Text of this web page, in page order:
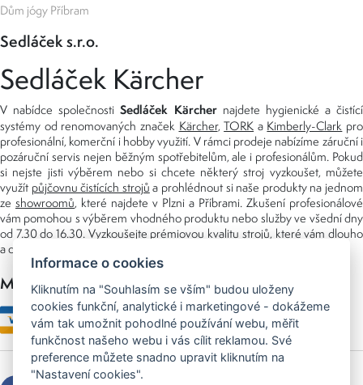
Dům jógy Příbram
Sedláček s.r.o.
Sedláček Kärcher
V nabídce společnostiSedláček Kärchernajdete hygienické a čistící
systémy od renomovaných značek Kärcher,TORK a Kimberly-Clark pro
profesionální, komerční i hobby využití. V rámci prodeje nabízíme záruční i
pozáruční servis nejen běžným spotřebitelům, ale i profesionálům. Pokud
si nejste jisti výběrem nebo si chcete některý stroj vyzkoušet, můžete
využít půjčovnu čistících strojů a prohlédnout si naše produkty na jednom
ze showroomů, které najdete v Plzni a Příbrami. Zkušení profesionálové
vám pomohou s výběrem vhodného produktu nebo služby ve všední dny
od 7.30 do 16.30. Vyzkoušejte prémiovou kvalitu strojů, které vám dlouho
a dobře poslouží nejen doma, ale i v zaměstnání.
Možnosti platby
Informace o cookies
Kliknutím na "Souhlasím se vším" budou uloženy
cookies funkční, analytické i marketingové - dokážeme
vám tak umožnit pohodlné používání webu, měřit
funkčnost našeho webu i vás cílit reklamou. Své
preference můžete snadno upravit kliknutím na
"Nastavení cookies".